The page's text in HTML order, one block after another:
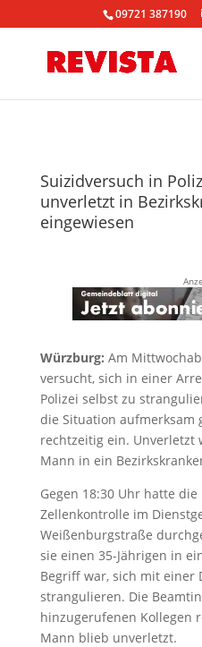
09721 387190
Suizidversuch in
unverletzt in
eingewiesen
Würzburg: Am
versucht, sich in einer
Polizei selbst zu
die Situation aufmerksam
rechtzeitig ein. Unverletzt
Mann in ein
Gegen 18:30 Uhr hatte
Zellenkontrolle im
Weißenburgstraße
sie einen 35-Jährigen in
Begriff war, sich mit einer
strangulieren. Die
hinzugerufenen Kollegen
Mann blieb unverletzt.